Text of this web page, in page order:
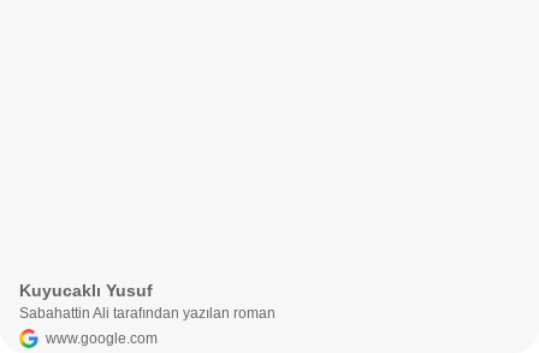
Kuyucaklı Yusuf
Sabahattin Ali tarafından yazılan roman
www.google.com